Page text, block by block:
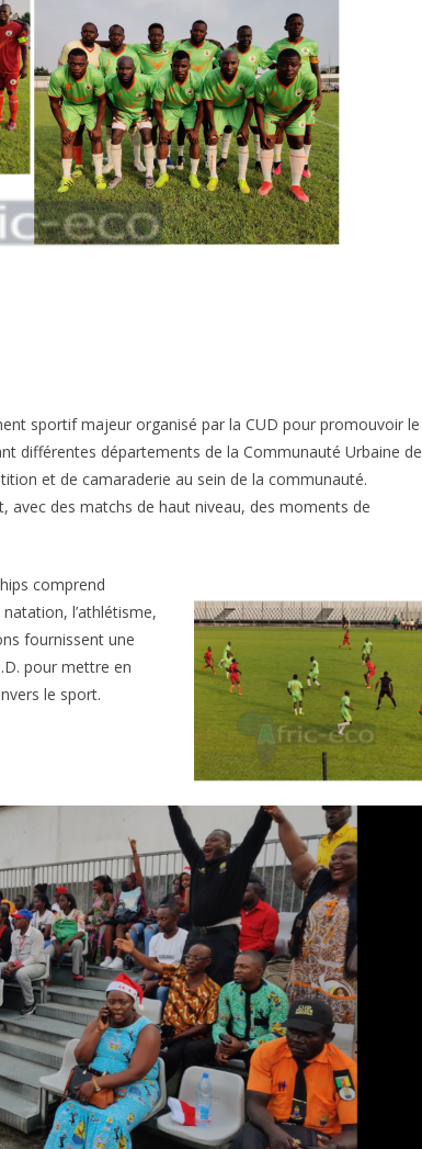
sportif majeur organisé par la CUD pour promouvoir le
différentes départements de la Communauté Urbaine de
et de camaraderie au sein de la communauté.
avec des matchs de haut niveau, des moments de
comprend
l’athlétisme,
fournissent une
pour mettre en
le sport.